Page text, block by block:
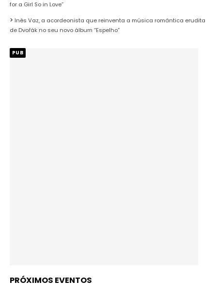
for a Girl So in Love”
Inês Vaz, a acordeonista que reinventa a música romântica erudita
de Dvořák no seu novo álbum “Espelho”
PUB
PRÓXIMOS EVENTOS